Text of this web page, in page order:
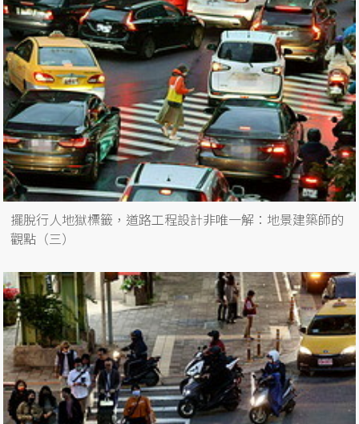
擺脫行人地獄標籤，道路工程設計非唯一解：地景建築師的
觀點（三）